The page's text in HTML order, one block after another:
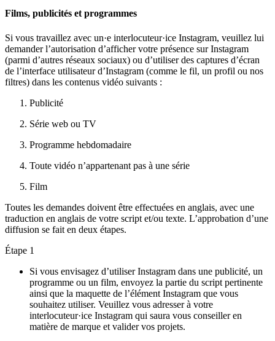
Films, publicités et programmes
Si vous travaillez avec un·e interlocuteur·ice Instagram, veuillez lui
demander l’autorisation d’afficher votre présence sur Instagram
(parmi d’autres réseaux sociaux) ou d’utiliser des captures d’écran
de l’interface utilisateur d’Instagram (comme le fil, un profil ou nos
filtres) dans les contenus vidéo suivants :
Publicité
Série web ou TV
Programme hebdomadaire
Toute vidéo n’appartenant pas à une série
Film
Toutes les demandes doivent être effectuées en anglais, avec une
traduction en anglais de votre script et/ou texte. L’approbation d’une
diffusion se fait en deux étapes.
Étape 1
Si vous envisagez d’utiliser Instagram dans une publicité, un
programme ou un film, envoyez la partie du script pertinente
ainsi que la maquette de l’élément Instagram que vous
souhaitez utiliser. Veuillez vous adresser à votre
interlocuteur·ice Instagram qui saura vous conseiller en
matière de marque et valider vos projets.